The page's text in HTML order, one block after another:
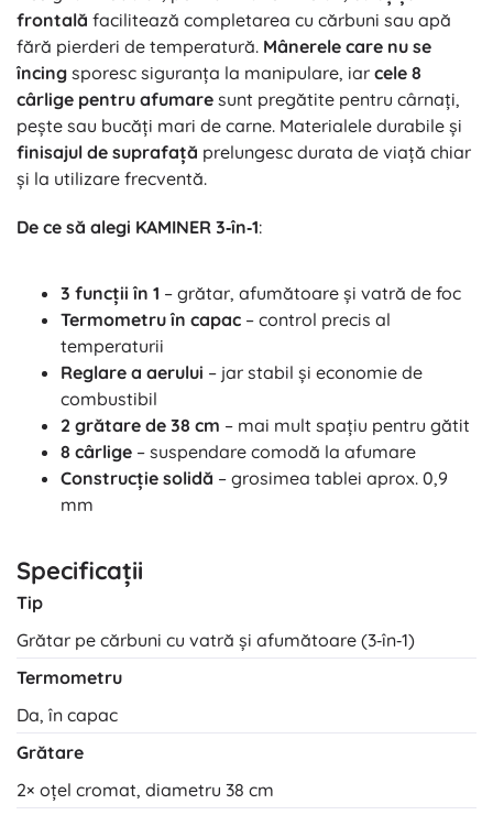
frontală facilitează completarea cu cărbuni sau apă
fără pierderi de temperatură. Mânerele care nu se
încing sporesc siguranța la manipulare, iar cele 8
cârlige pentru afumare sunt pregătite pentru cârnați,
pește sau bucăți mari de carne. Materialele durabile și
finisajul de suprafață prelungesc durata de viață chiar
și la utilizare frecventă.
De ce să alegi KAMINER 3‑în‑1:
3 funcții în 1 – grătar, afumătoare și vatră de foc
Termometru în capac – control precis al
temperaturii
Reglare a aerului – jar stabil și economie de
combustibil
2 grătare de 38 cm – mai mult spațiu pentru gătit
8 cârlige – suspendare comodă la afumare
Construcție solidă – grosimea tablei aprox. 0,9
mm
Specificații
Tip
Grătar pe cărbuni cu vatră și afumătoare (3‑în‑1)
Termometru
Da, în capac
Grătare
2× oțel cromat, diametru 38 cm